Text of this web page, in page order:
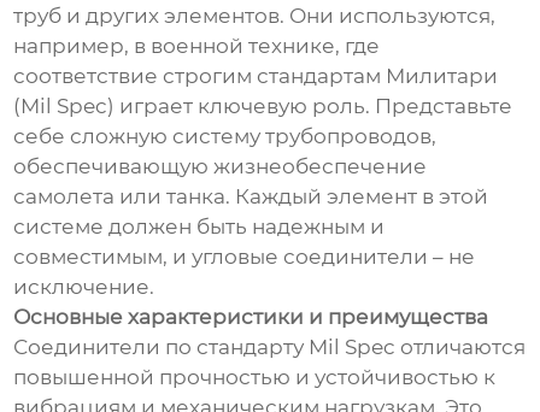
труб и других элементов. Они используются,
например, в военной технике, где
соответствие строгим стандартам Милитари
(Mil Spec) играет ключевую роль. Представьте
себе сложную систему трубопроводов,
обеспечивающую жизнеобеспечение
самолета или танка. Каждый элемент в этой
системе должен быть надежным и
совместимым, и угловые соединители – не
исключение.
Основные характеристики и преимущества
Соединители по стандарту Mil Spec отличаются
повышенной прочностью и устойчивостью к